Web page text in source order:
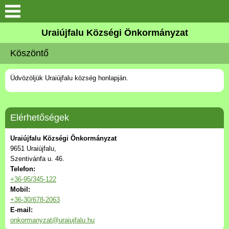
Köszöntő
Elérhetőségek
Uraiújfalu
Önkormányzat
Közös Önkormányzati
Hivatal
Választási információk
Versenyképes Járások
Program
Uraiújfalu Községi Önkormányzat
Köszöntő
Üdvözöljük Uraiújfalu község honlapján.
Elérhetőségek
Uraiújfalu Községi Önkormányzat
9651 Uraiújfalu,
Szentivánfa u. 46.
Telefon:
+36-95/345-122
Mobil:
+36-30/678-2063
E-mail:
onkormanyzat@uraiujfalu.hu